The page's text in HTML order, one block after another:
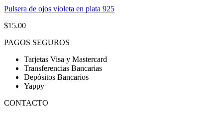
Pulsera de ojos violeta en plata 925
$15.00
PAGOS SEGUROS
Tarjetas Visa y Mastercard
Transferencias Bancarias
Depósitos Bancarios
Yappy
CONTACTO